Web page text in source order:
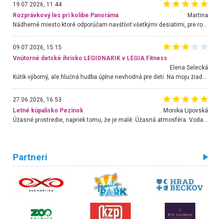
19.07.2026, 11:44
Rozprávkový les pri kolibe Panoráma
Martina
Nádherné miesto ktoré odporúčam navštíviť všetkými desiatimi, pre rodiny s deťmi, dôchodcom... Proste a jednoducho ozaj rozprávkový les.. určite ešte prídeme. Odniesli sme si na pamiatku krásne tričká,
09.07.2026, 15:15
Vnútorné detské ihrisko LEGIONARIK v LEGIA Fitness
Elena Selecká
Kútik výborný, ale hlučná hudba úplne nevhodná pre deti. Na moju žiadosť o aspoň sušenie nereagovali.
27.06.2026, 16:53
Letné kúpalisko Pezinok
. Monika Lipovská
Úžasné prostredie, napriek tomu, že je malé. Úžasná atmosféra. Voda fantastická a nádherná. Ľudí je pomerne veľa, ale su mili a ohľaduplní. Je veľmi zaujímavé sledovať, ako dokážu spolu športovať cudzí ľudia a bez ohľadu na vek. Vládne tu pohoda. Vnuka neviem dostať z vody. Ďakujem za krásny deň . Urcite sa sem vrátim. Jediný problém je s parkovaním, ale aj ten sa mi podarilo vyriešiť. Monika Bratislava
Partneri